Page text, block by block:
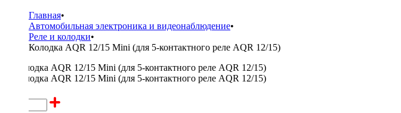
Главная•
Автомобильная электроника и видеонаблюдение•
Реле и колодки•
Колодка AQR 12/15 Mini (для 5-контактного реле AQR 12/15)